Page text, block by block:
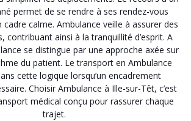
permet de se rendre à ses rendez-vous
cadre calme. Ambulance veille à assurer des
contribuant ainsi à la tranquillité d’esprit. A
se distingue par une approche axée sur
du patient. Le transport en Ambulance
cette logique lorsqu’un encadrement
Choisir Ambulance à Ille-sur-Têt, c’est
médical conçu pour rassurer chaque
trajet.